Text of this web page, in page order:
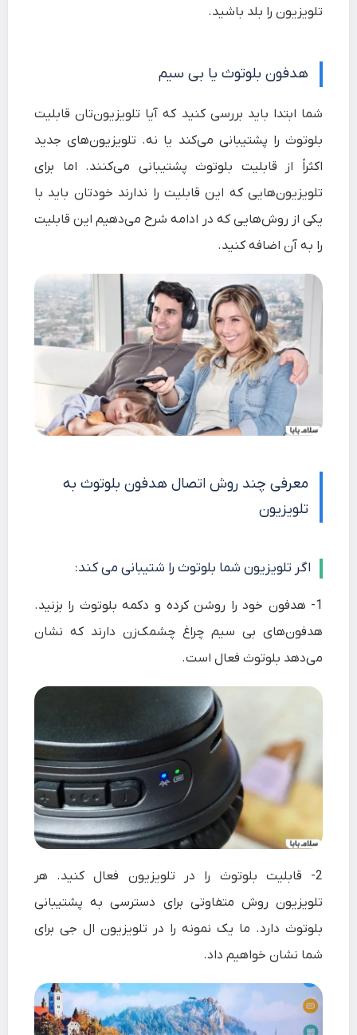
تلویزیون را بلد باشید.
هدفون بلوتوث یا بی سیم
شما ابتدا باید بررسی کنید که آیا تلویزیون‌تان قابلیت
بلوتوث را پشتیبانی می‌کند یا نه. تلویزیون‌های جدید
اکثراً از قابلیت بلوتوث پشتیبانی می‌کنند. اما برای
تلویزیون‌هایی که این قابلیت را ندارند خودتان باید با
یکی از روش‌هایی که در ادامه شرح می‌دهیم این قابلیت
را به آن اضافه کنید.
معرفی چند روش اتصال هدفون بلوتوث به
تلویزیون
اگر تلویزیون شما بلوتوث را شتیبانی می کند:
1-
هدفون خود را روشن کرده و دکمه بلوتوث را بزنید.
هدفون‌های بی سیم چراغ چشمک‌زن دارند که نشان
می‌دهد بلوتوث فعال است.
2-
قابلیت بلوتوث را در تلویزیون فعال کنید. هر
تلویزیون روش متفاوتی برای دسترسی به پشتیبانی
بلوتوث دارد. ما یک نمونه را در تلویزیون ال جی برای
شما نشان خواهیم داد.